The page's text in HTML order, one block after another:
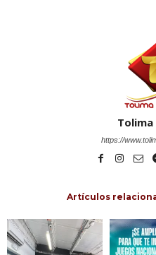
https://
Artículos